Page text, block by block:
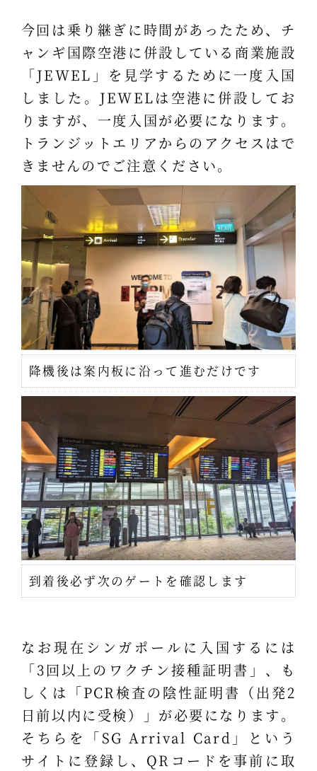
今回は乗り継ぎに時間があったため、チ
ャンギ国際空港に併設している商業施設
「JEWEL」を見学するために一度入国
しました。JEWELは空港に併設してお
りますが、一度入国が必要になります。
トランジットエリアからのアクセスはで
きませんのでご注意ください。
降機後は案内板に沿って進むだけです
到着後必ず次のゲートを確認します
なお現在シンガポールに入国するには
「3回以上のワクチン接種証明書」、も
しくは「PCR検査の陰性証明書（出発2
日前以内に受検）」が必要になります。
そちらを「SG Arrival Card」という
サイトに登録し、QRコードを事前に取